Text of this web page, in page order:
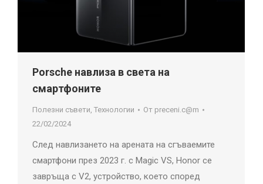
Porsche навлиза в света на
смартфоните
Полезни съвети, Технологии От preceni.c@m
22/02/2024
След навлизането на арената на сгъваемите
смартфони през 2023 г. с Magic VS, Honor се
завръща с V2, устройство, което според